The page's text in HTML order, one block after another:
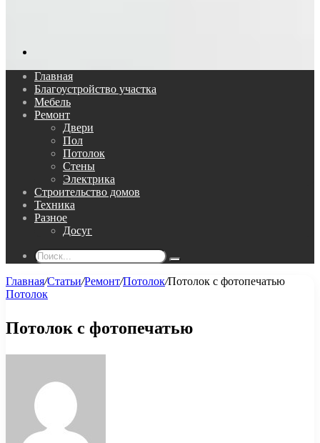
Главная
Благоустройство участка
Мебель
Ремонт
Двери
Пол
Потолок
Стены
Электрика
Строительство домов
Техника
Разное
Досуг
Поиск...
Главная/Статьи/Ремонт/Потолок/Потолок с фотопечатью
Потолок
Потолок с фотопечатью